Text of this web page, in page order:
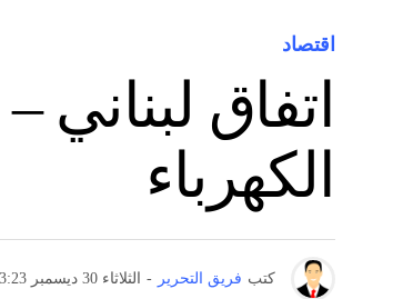
اقتصاد
اتفاق لبناني
الكهرباء
كتب فريق التحرير - الثلاثاء 30 ديسمبر 3:23 م